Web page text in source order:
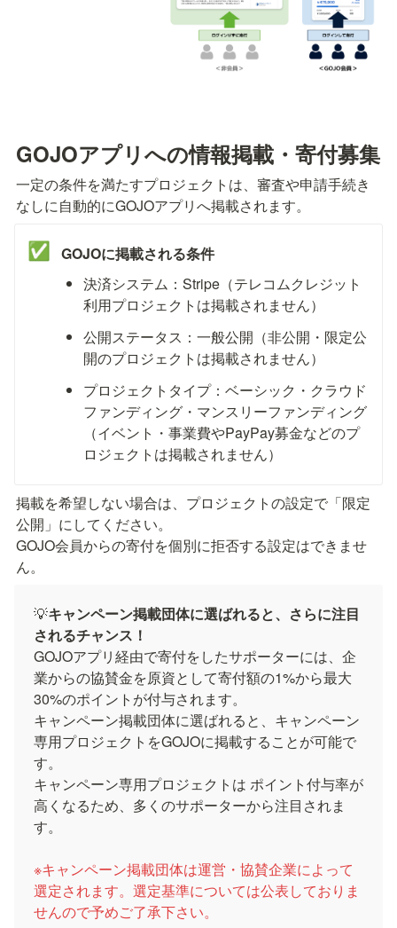
GOJOアプリへの情報掲載・寄付募集
一定の条件を満たすプロジェクトは、審査や申請手続き
なしに自動的にGOJOアプリへ掲載されます。
✅
GOJOに掲載される条件
決済システム：Stripe（テレコムクレジット
利用プロジェクトは掲載されません）
公開ステータス：一般公開（非公開・限定公
開のプロジェクトは掲載されません）
プロジェクトタイプ：ベーシック・クラウド
ファンディング・マンスリーファンディング
（イベント・事業費やPayPay募金などのプ
ロジェクトは掲載されません）
掲載を希望しない場合は、プロジェクトの設定で「限定
公開」にしてください。
GOJO会員からの寄付を個別に拒否する設定はできませ
ん。
💡キャンペーン掲載団体に選ばれると、さらに注目
されるチャンス！
GOJOアプリ経由で寄付をしたサポーターには、企
業からの協賛金を原資として寄付額の1%から最大
30%のポイントが付与されます。
キャンペーン掲載団体に選ばれると、キャンペーン
専用プロジェクトをGOJOに掲載することが可能で
す。
キャンペーン専用プロジェクトは ポイント付与率が
高くなるため、多くのサポーターから注目されま
す。
※キャンペーン掲載団体は運営・協賛企業によって
選定されます。選定基準については公表しておりま
せんので予めご了承下さい。